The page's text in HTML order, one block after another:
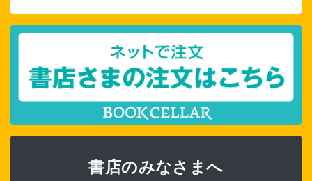
書店のみなさまへ